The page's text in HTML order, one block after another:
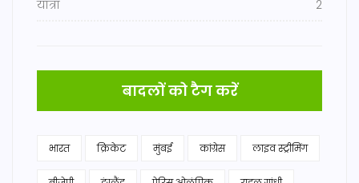
यात्रा 2
बादलों को टैग करें
भारत क्रिकेट मुंबई कांग्रेस लाइव स्ट्रीमिंग